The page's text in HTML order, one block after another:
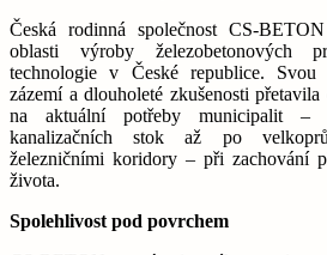
Česká rodinná společnost CS-
oblasti výroby železobetonových
technologie v České republice. Svou
zázemí a dlouholeté zkušenosti
na aktuální potřeby municipalit –
kanalizačních stok až po
železničními koridory – při zachování
života.
Spolehlivost pod povrchem